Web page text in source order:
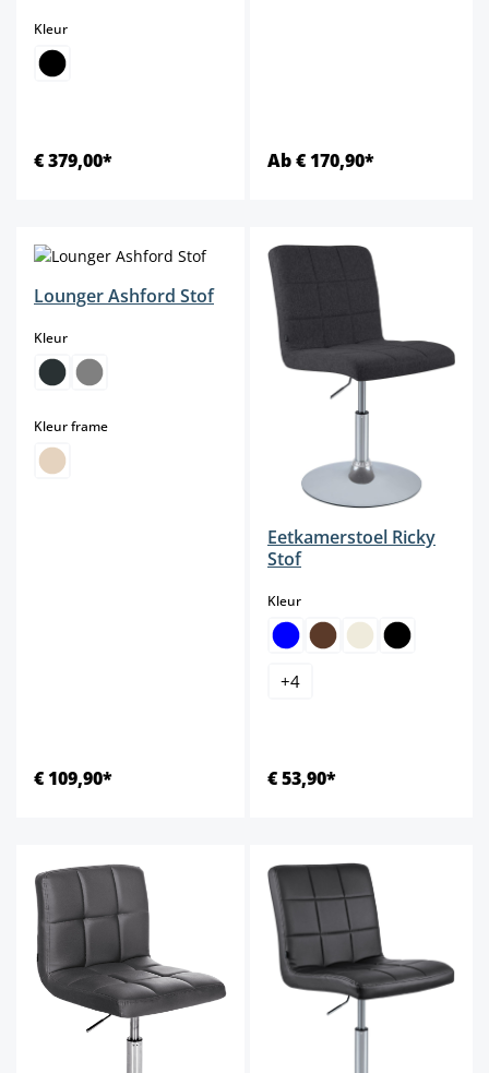
Kleurselect
€ 379,00* Ab € 170,90*
Lounger Ashford Stof
Kleurselect
Kleur frameselect
€ 109,90*
Eetkamerstoel Ricky
Stof
Kleurselect
+4
€ 53,90*